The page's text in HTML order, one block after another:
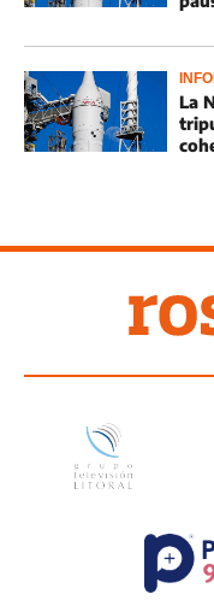
La